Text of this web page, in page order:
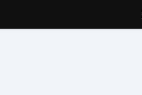
ногтей, депиляции и